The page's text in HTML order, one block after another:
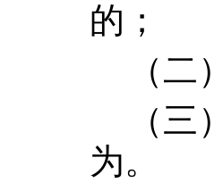
的；
（
（
为。